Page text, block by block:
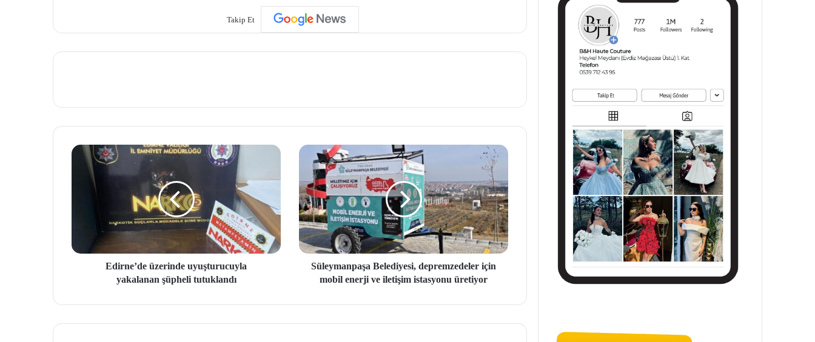
Takip Et
Edirne’de üzerinde uyuşturucuyla
yakalanan şüpheli tutuklandı
Süleymanpaşa Belediyesi, depremzedeler için
mobil enerji ve iletişim istasyonu üretiyor